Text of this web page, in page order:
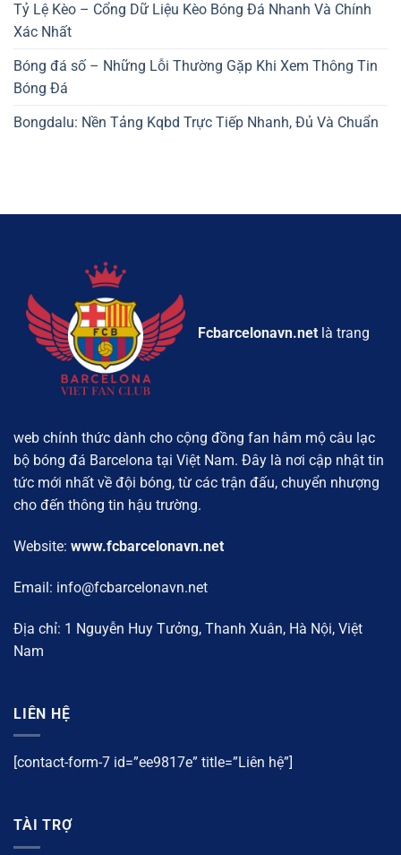
Tỷ Lệ Kèo – Cổng Dữ Liệu Kèo Bóng Đá Nhanh Và Chính
Xác Nhất
Bóng đá số – Những Lỗi Thường Gặp Khi Xem Thông Tin
Bóng Đá
Bongdalu: Nền Tảng Kqbd Trực Tiếp Nhanh, Đủ Và Chuẩn
Fcbarcelonavn.net là trang
web chính thức dành cho cộng đồng fan hâm mộ câu lạc
bộ bóng đá Barcelona tại Việt Nam. Đây là nơi cập nhật tin
tức mới nhất về đội bóng, từ các trận đấu, chuyển nhượng
cho đến thông tin hậu trường.
Website: www.fcbarcelonavn.net
Email: info@fcbarcelonavn.net
Địa chỉ: 1 Nguyễn Huy Tưởng, Thanh Xuân, Hà Nội, Việt
Nam
LIÊN HỆ
[contact-form-7 id=”ee9817e” title=”Liên hệ”]
TÀI TRỢ